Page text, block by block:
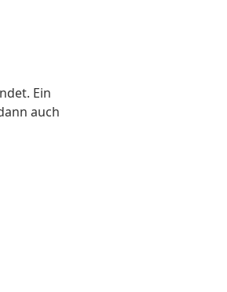
Ein
auch